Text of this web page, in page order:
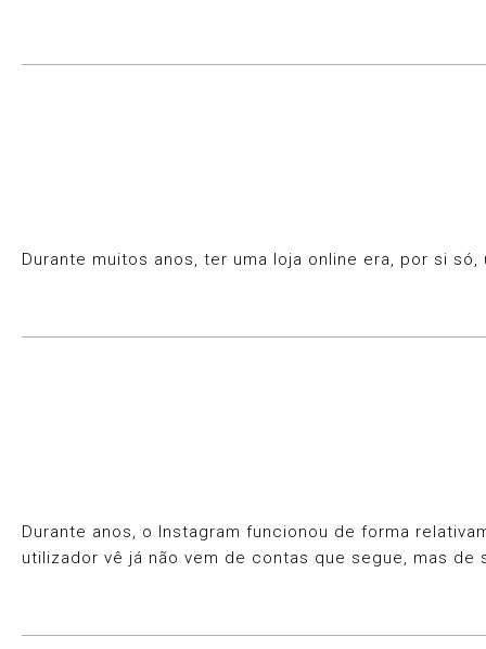
Durante muitos anos, ter uma loja online era, por si
Durante anos, o Instagram funcionou de forma
utilizador vê já não vem de contas que segue, mas